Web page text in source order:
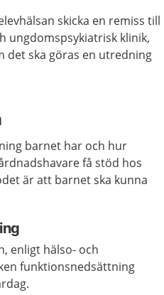
skicka en remiss till
ungdomspsykiatrisk klinik,
det ska göras en utredning
barnet har och hur
få stöd hos
är att barnet ska kunna
enligt hälso- och
funktionsnedsättning